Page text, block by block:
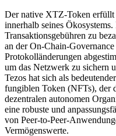
Der native XTZ-Token erfüllt
innerhalb seines
Transaktionsgebühren zu
an der On-Chain-
Protokolländerungen
um das Netzwerk zu sichern
Tezos hat sich als
fungiblen Token (NFTs), der
dezentralen autonomen
eine robuste und
von Peer-to-Peer-
Vermögenswerte.